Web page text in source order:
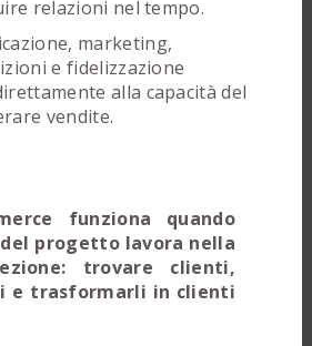
relazioni nel tempo.
marketing,
e fidelizzazione
alla capacità del
vendite.
funziona quando
progetto lavora nella
trovare clienti,
e trasformarli in clienti